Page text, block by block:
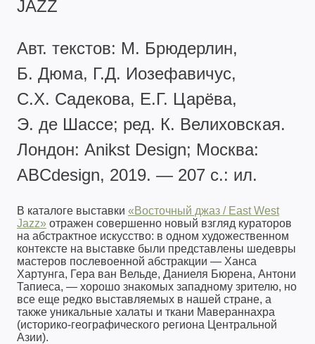
JAZZ
Авт. текстов: М. Брюдерлин,
Б. Дюма, Г.Д. Иозефавичус,
С.Х. Садекова, Е.Г. Царёва,
Э. де Шассе; ред. К. Велиховская.
Лондон: Anikst Design; Москва:
ABCdesign, 2019. — 207 с.: ил.
В каталоге выставки «Восточный джаз / East West
Jazz» отражен совершенно новый взгляд кураторов
на абстрактное искусство: в одном художественном
контексте на выставке были представлены шедевры
мастеров послевоенной абстракции — Ханса
Хартунга, Гера ван Вельде, Даниеля Бюрена, Антони
Тапиеса, — хорошо знакомых западному зрителю, но
все еще редко выставляемых в нашей стране, а
также уникальные халаты и ткани Мавераннахра
(историко-географического региона Центральной
Азии).